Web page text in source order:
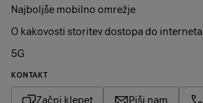
Najboljše mobilno omrežje
O kakovosti storitev dostopa do interneta
5G
KONTAKT
Začni klepet Piši nam